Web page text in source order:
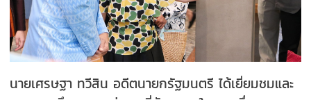
นายเศรษฐา ทวีสิน อดีตนายกรัฐมนตรี ได้เยี่ยมชมและ